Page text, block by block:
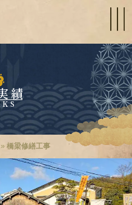
績
» 橋梁修繕工事